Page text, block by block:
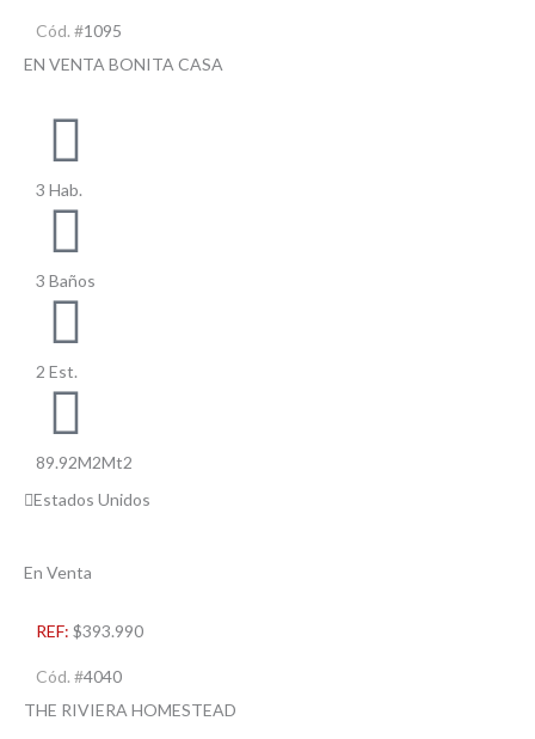
Cód. #1095
EN VENTA BONITA CASA
3 Hab.
3 Baños
2 Est.
89.92M2Mt2
Estados Unidos
En Venta
REF: $393.990
Cód. #4040
THE RIVIERA HOMESTEAD